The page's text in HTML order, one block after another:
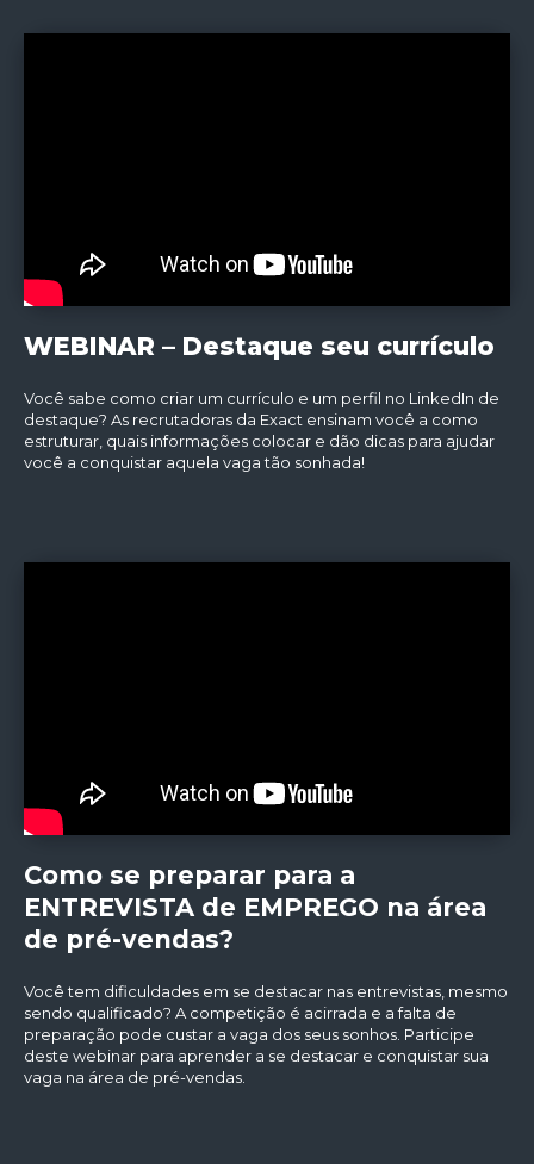
WEBINAR – Destaque seu currículo
Você sabe como criar um currículo e um perfil no LinkedIn de
destaque? As recrutadoras da Exact ensinam você a como
estruturar, quais informações colocar e dão dicas para ajudar
você a conquistar aquela vaga tão sonhada!
Como se preparar para a
ENTREVISTA de EMPREGO na área
de pré-vendas?
Você tem dificuldades em se destacar nas entrevistas, mesmo
sendo qualificado? A competição é acirrada e a falta de
preparação pode custar a vaga dos seus sonhos. Participe
deste webinar para aprender a se destacar e conquistar sua
vaga na área de pré-vendas.